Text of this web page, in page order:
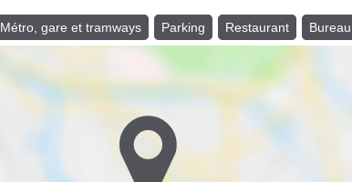
Métro, gare et tramways Parking Restaurant